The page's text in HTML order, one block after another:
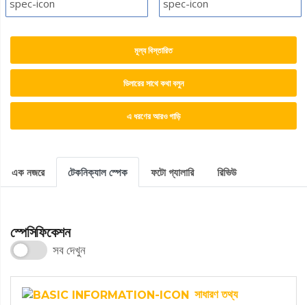
মূল্য বিস্তারিত
ডিলারের সাথে কথা বলুন
এ ধরণের আরও গাড়ি
এক নজরে টেকনিক্যাল স্পেক ফটো গ্যালারি রিভিউ
স্পেসিফিকেশন
সব দেখুন
সাধারণ তথ্য